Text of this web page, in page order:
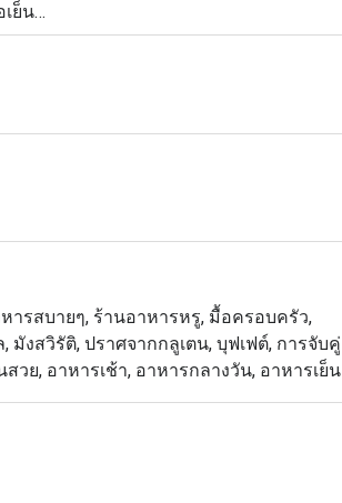
ย็น
หารอิตาเลียนและแอนติปาสติ อาหารไทย
ม พร้อมของหวานหลากชนิด และบรรดา
นอประสบการณ์บุฟเฟ่ต์อาหารนานาชาติสุดหรู
ชื่อมต่อโดยตรงกับ สถานีรถไฟฟ้า BTS
หารทะเลสดใหม่ ซาชิมิญี่ปุ่น และเนื้อย่าง
หม่ทุกวัน
ที่ได้รับเสียงชื่นชมจากทั้งลูกค้าประจำและ
อบอุ่น และเมนูที่หลากหลาย ครบทั้งซีฟู้ด
นการรับประทานอาหาร เพียงเลือกช่วง
ารสบายๆ, ร้านอาหารหรู, มื้อครอบครัว,
มังสวิรัติ, ปราศจากกลูเตน, บุฟเฟต์, การจับคู่
วย, อาหารเช้า, อาหารกลางวัน, อาหารเย็น